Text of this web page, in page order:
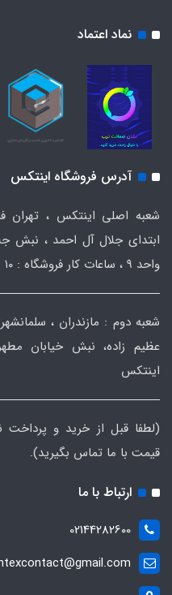
نماد اعتماد
آدرس فروشگاه اینتکس
شعبه اصلی اینتکس ، تهران
واحد ۹ ، ساعات کار فروشگاه : ۱۰ صبح تا ۹ شب.
عظیم زاده، نبش خیابان
اینتکس
(لطفا قبل از خرید و پرداخت
قیمت با ما تماس بگیرید).
ارتباط با ما
02144282600